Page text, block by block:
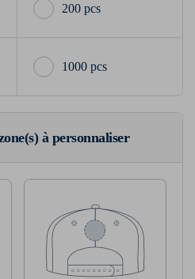
200 pcs
1000 pcs
à personnaliser